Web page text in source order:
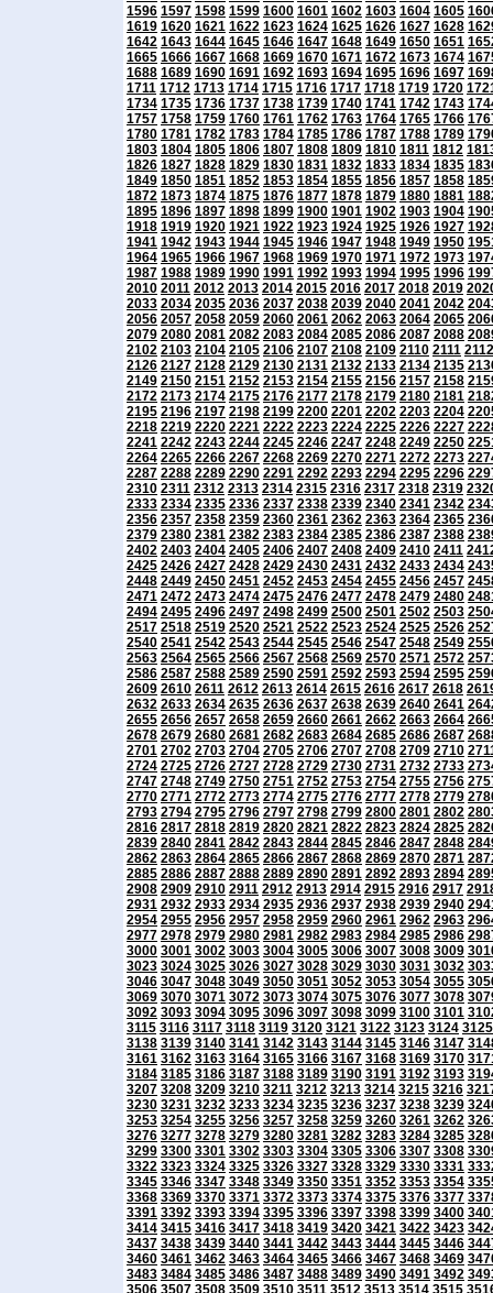
1596 1597 1598 1599 1600 1601 1602 1603 1604 1605
1619 1620 1621 1622 1623 1624 1625 1626 1627 1628
1642 1643 1644 1645 1646 1647 1648 1649 1650 1651
1665 1666 1667 1668 1669 1670 1671 1672 1673 1674
1688 1689 1690 1691 1692 1693 1694 1695 1696 1697
1711 1712 1713 1714 1715 1716 1717 1718 1719 1720
1734 1735 1736 1737 1738 1739 1740 1741 1742 1743
1757 1758 1759 1760 1761 1762 1763 1764 1765 1766
1780 1781 1782 1783 1784 1785 1786 1787 1788 1789
1803 1804 1805 1806 1807 1808 1809 1810 1811 1812
1826 1827 1828 1829 1830 1831 1832 1833 1834 1835
1849 1850 1851 1852 1853 1854 1855 1856 1857 1858
1872 1873 1874 1875 1876 1877 1878 1879 1880 1881
1895 1896 1897 1898 1899 1900 1901 1902 1903 1904
1918 1919 1920 1921 1922 1923 1924 1925 1926 1927
1941 1942 1943 1944 1945 1946 1947 1948 1949 1950
1964 1965 1966 1967 1968 1969 1970 1971 1972 1973
1987 1988 1989 1990 1991 1992 1993 1994 1995 1996
2010 2011 2012 2013 2014 2015 2016 2017 2018 2019
2033 2034 2035 2036 2037 2038 2039 2040 2041 2042
2056 2057 2058 2059 2060 2061 2062 2063 2064 2065
2079 2080 2081 2082 2083 2084 2085 2086 2087 2088
2102 2103 2104 2105 2106 2107 2108 2109 2110 2111 2112
2126 2127 2128 2129 2130 2131 2132 2133 2134 2135
2149 2150 2151 2152 2153 2154 2155 2156 2157 2158
2172 2173 2174 2175 2176 2177 2178 2179 2180 2181
2195 2196 2197 2198 2199 2200 2201 2202 2203 2204
2218 2219 2220 2221 2222 2223 2224 2225 2226 2227
2241 2242 2243 2244 2245 2246 2247 2248 2249 2250
2264 2265 2266 2267 2268 2269 2270 2271 2272 2273
2287 2288 2289 2290 2291 2292 2293 2294 2295 2296
2310 2311 2312 2313 2314 2315 2316 2317 2318 2319
2333 2334 2335 2336 2337 2338 2339 2340 2341 2342
2356 2357 2358 2359 2360 2361 2362 2363 2364 2365
2379 2380 2381 2382 2383 2384 2385 2386 2387 2388
2402 2403 2404 2405 2406 2407 2408 2409 2410 2411
2425 2426 2427 2428 2429 2430 2431 2432 2433 2434
2448 2449 2450 2451 2452 2453 2454 2455 2456 2457
2471 2472 2473 2474 2475 2476 2477 2478 2479 2480
2494 2495 2496 2497 2498 2499 2500 2501 2502 2503
2517 2518 2519 2520 2521 2522 2523 2524 2525 2526
2540 2541 2542 2543 2544 2545 2546 2547 2548 2549
2563 2564 2565 2566 2567 2568 2569 2570 2571 2572
2586 2587 2588 2589 2590 2591 2592 2593 2594 2595
2609 2610 2611 2612 2613 2614 2615 2616 2617 2618
2632 2633 2634 2635 2636 2637 2638 2639 2640 2641
2655 2656 2657 2658 2659 2660 2661 2662 2663 2664
2678 2679 2680 2681 2682 2683 2684 2685 2686 2687
2701 2702 2703 2704 2705 2706 2707 2708 2709 2710
2724 2725 2726 2727 2728 2729 2730 2731 2732 2733
2747 2748 2749 2750 2751 2752 2753 2754 2755 2756
2770 2771 2772 2773 2774 2775 2776 2777 2778 2779
2793 2794 2795 2796 2797 2798 2799 2800 2801 2802
2816 2817 2818 2819 2820 2821 2822 2823 2824 2825
2839 2840 2841 2842 2843 2844 2845 2846 2847 2848
2862 2863 2864 2865 2866 2867 2868 2869 2870 2871
2885 2886 2887 2888 2889 2890 2891 2892 2893 2894
2908 2909 2910 2911 2912 2913 2914 2915 2916 2917
2931 2932 2933 2934 2935 2936 2937 2938 2939 2940
2954 2955 2956 2957 2958 2959 2960 2961 2962 2963
2977 2978 2979 2980 2981 2982 2983 2984 2985 2986
3000 3001 3002 3003 3004 3005 3006 3007 3008 3009
3023 3024 3025 3026 3027 3028 3029 3030 3031 3032
3046 3047 3048 3049 3050 3051 3052 3053 3054 3055
3069 3070 3071 3072 3073 3074 3075 3076 3077 3078
3092 3093 3094 3095 3096 3097 3098 3099 3100 3101
3115 3116 3117 3118 3119 3120 3121 3122 3123 3124 3125
3138 3139 3140 3141 3142 3143 3144 3145 3146 3147
3161 3162 3163 3164 3165 3166 3167 3168 3169 3170
3184 3185 3186 3187 3188 3189 3190 3191 3192 3193
3207 3208 3209 3210 3211 3212 3213 3214 3215 3216
3230 3231 3232 3233 3234 3235 3236 3237 3238 3239
3253 3254 3255 3256 3257 3258 3259 3260 3261 3262
3276 3277 3278 3279 3280 3281 3282 3283 3284 3285
3299 3300 3301 3302 3303 3304 3305 3306 3307 3308
3322 3323 3324 3325 3326 3327 3328 3329 3330 3331
3345 3346 3347 3348 3349 3350 3351 3352 3353 3354
3368 3369 3370 3371 3372 3373 3374 3375 3376 3377
3391 3392 3393 3394 3395 3396 3397 3398 3399 3400
3414 3415 3416 3417 3418 3419 3420 3421 3422 3423
3437 3438 3439 3440 3441 3442 3443 3444 3445 3446
3460 3461 3462 3463 3464 3465 3466 3467 3468 3469
3483 3484 3485 3486 3487 3488 3489 3490 3491 3492
3506 3507 3508 3509 3510 3511 3512 3513 3514 3515